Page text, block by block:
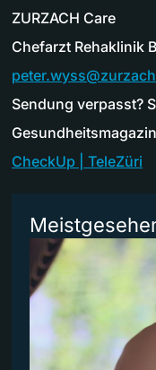
ZURZACH Care
Chef­arzt Re­ha­kli­nik
Sendung verpasst?
CheckUp | TeleZüri